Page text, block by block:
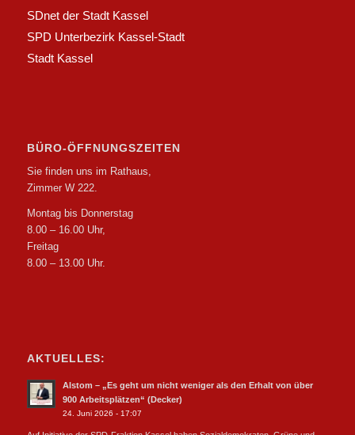
SDnet der Stadt Kassel
SPD Unterbezirk Kassel-Stadt
Stadt Kassel
BÜRO-ÖFFNUNGSZEITEN
Sie finden uns im Rathaus,
Zimmer W 222.
Montag bis Donnerstag
8.00 – 16.00 Uhr,
Freitag
8.00 – 13.00 Uhr.
AKTUELLES:
Alstom – „Es geht um nicht weniger als den Erhalt von über
900 Arbeitsplätzen“ (Decker)
24. Juni 2026 - 17:07